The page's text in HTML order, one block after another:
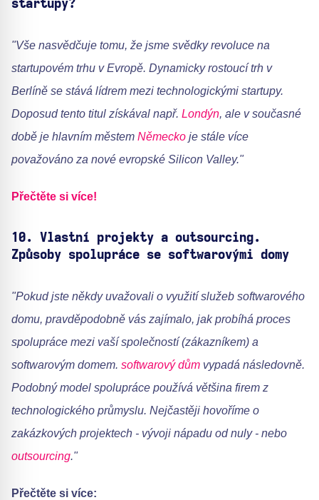
startupy?
"Vše nasvědčuje tomu, že jsme svědky revoluce na
startupovém trhu v Evropě. Dynamicky rostoucí trh v
Berlíně se stává lídrem mezi technologickými startupy.
Doposud tento titul získával např. Londýn, ale v současné
době je hlavním městem Německo je stále více
považováno za nové evropské Silicon Valley."
Přečtěte si více!
10. Vlastní projekty a outsourcing.
Způsoby spolupráce se softwarovými domy
"Pokud jste někdy uvažovali o využití služeb softwarového
domu, pravděpodobně vás zajímalo, jak probíhá proces
spolupráce mezi vaší společností (zákazníkem) a
softwarovým domem. softwarový dům vypadá následovně.
Podobný model spolupráce používá většina firem z
technologického průmyslu. Nejčastěji hovoříme o
zakázkových projektech - vývoji nápadu od nuly - nebo
outsourcing."
Přečtěte si více: